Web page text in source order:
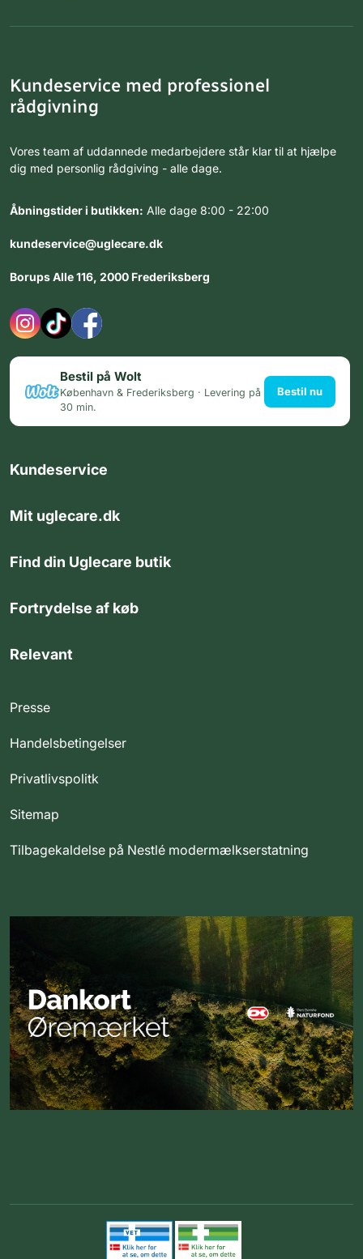
Kundeservice med professionel
rådgivning
Vores team af uddannede medarbejdere står klar til at hjælpe
dig med personlig rådgiving - alle dage.
Åbningstider i butikken: Alle dage 8:00 - 22:00
kundeservice@uglecare.dk
Borups Alle 116, 2000 Frederiksberg
Bestil på Wolt
København & Frederiksberg · Levering på
30 min.
Bestil nu
Kundeservice
Mit uglecare.dk
Find din Uglecare butik
Fortrydelse af køb
Relevant
Presse
Handelsbetingelser
Privatlivspolitk
Sitemap
Tilbagekaldelse på Nestlé modermælkserstatning